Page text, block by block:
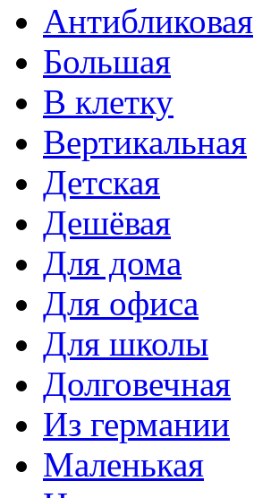
Антибликовая
Большая
В клетку
Вертикальная
Детская
Дешёвая
Для дома
Для офиса
Для школы
Долговечная
Из германии
Маленькая